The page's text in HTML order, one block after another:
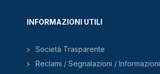
INFORMAZIONI UTILI
Società Trasparente
Reclami / Segnalazioni / Informazioni